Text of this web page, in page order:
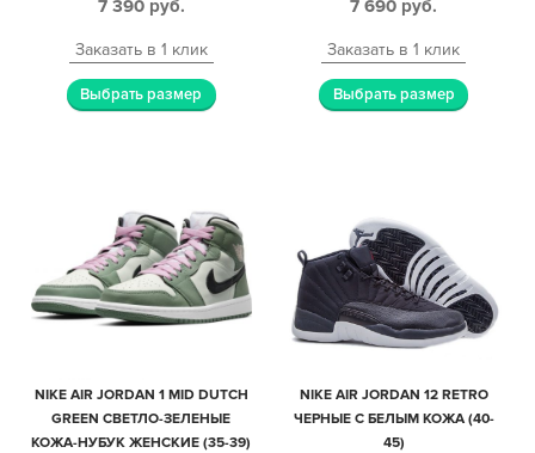
7 390 руб.
Заказать в 1 клик
Выбрать размер
7 690 руб.
Заказать в 1 клик
Выбрать размер
NIKE AIR JORDAN 1 MID DUTCH
GREEN СВЕТЛО-ЗЕЛЕНЫЕ
КОЖА-НУБУК ЖЕНСКИЕ (35-39)
NIKE AIR JORDAN 12 RETRO
ЧЕРНЫЕ С БЕЛЫМ КОЖА (40-
45)